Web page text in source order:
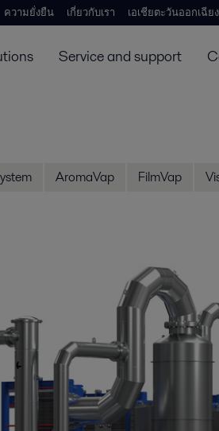
ความยั่งยืน เกี่ยวกับเรา เอเชียตะวันออกเฉีย
Service and support
AromaVap FilmVap